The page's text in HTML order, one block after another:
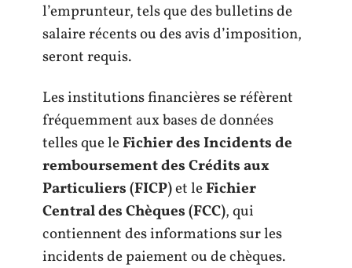
l’emprunteur, tels que des bulletins de
salaire récents ou des avis d’imposition,
seront requis.
Les institutions financières se réfèrent
fréquemment aux bases de données
telles que leFichier des Incidents de
remboursement des Crédits aux
Particuliers (FICP)et leFichier
Central des Chèques (FCC), qui
contiennent des informations sur les
incidents de paiement ou de chèques.